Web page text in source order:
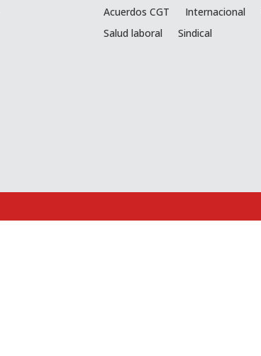
Acuerdos CGT Internacional
Salud laboral
Sindical